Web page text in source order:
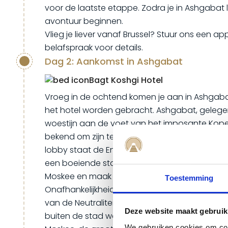
Toestemming
Deze website maakt
voor de laatste etappe. Zodra je in Ashgabat
avontuur beginnen.
Vlieg je liever vanaf Brussel? Stuur ons een
belafspraak voor details.
Dag 2: Aankomst in Ashgabat
Bagt Koshgi Hotel
Vroeg in de ochtend komen je aan in
het hotel worden gebracht. Ashgabat,
woestijn aan de voet van het imposante
bekend om zijn textielindustrie en
lobby staat de Engelssprekende gids al klaar
een boeiende stadstour. Tijdens deze tour
Moskee en maak je een wandeling door het
Onafhankelijkheidspark. Ook bezoek je het
van de Neutraliteit en de fascinerende
buiten de stad wacht nog een hoogtepunt: de